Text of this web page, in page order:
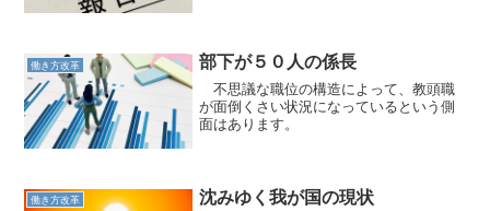
働き方改革 部下が５０人の係長
不思議な職位の構造によって、教頭職
が面倒くさい状況になっているという側
面はあります。
働き方改革 沈みゆく我が国の現状